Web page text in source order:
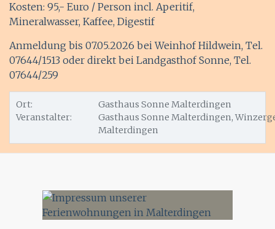
Kosten: 95,- Euro / Person incl. Aperitif,
Mineralwasser, Kaffee, Digestif
Anmeldung bis 07.05.2026 bei Weinhof Hildwein, Tel.
07644/1513 oder direkt bei Landgasthof Sonne, Tel.
07644/259
Ort:
Gasthaus Sonne Malterdingen
Veranstalter:
Gasthaus Sonne Malterdingen,
Malterdingen